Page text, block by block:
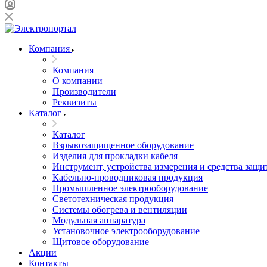
Компания
Компания
О компании
Производители
Реквизиты
Каталог
Каталог
Взрывозащищенное оборудование
Изделия для прокладки кабеля
Инструмент, устройства измерения и средства
Кабельно-проводниковая продукция
Промышленное электрооборудование
Светотехническая продукция
Системы обогрева и вентиляции
Модульная аппаратура
Установочное электрооборудование
Щитовое оборудование
Акции
Контакты